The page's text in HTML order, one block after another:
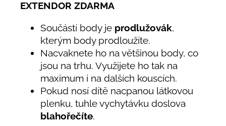
EXTENDOR ZDARMA
Součástí body je prodlužovák,
kterým body prodloužíte.
Nacvaknete ho na většinou body, co
jsou na trhu. Využijete ho tak na
maximum i na dalších kouscích.
Pokud nosí dítě nacpanou látkovou
plenku, tuhle vychytávku doslova
blahořečíte.